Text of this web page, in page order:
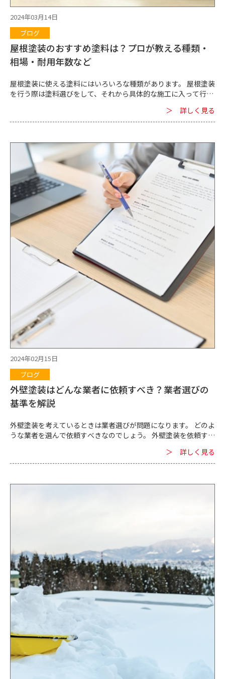
2024年03月14日
ブログ
屋根塗装のおすすめ塗料は？プロが教える種類・
相場・耐用年数など
屋根塗装に使える塗料にはいろいろな種類があります。 屋根塗装
を行う際は塗料選びをして、それから具体的な施工に入って行き
塗装・塗料に接する機会のない方は「種類がよく分からない」
「どれがおすすめか教えて欲しい」と思うことでしょう。 今回の
説明します。 塗料選びに悩んでいる方の一助になればと思います
ので、ぜひ参考にしてください。 ■屋根塗装での塗料選びの重要
性 屋根塗装では塗料選びが成功の鍵を握っています。 業者の技
術力や経験なども重要ですが、塗料によっては技術力が高くても
「失敗した」と感じてしまうこともあるため、注意が必要です。
屋根塗装に使う塗料は、屋根そのものを守る服のような存在で
す。 服が劣化すると屋根そのものが紫外線や天候、汚れによるダ
メージを受けてしまいます。 屋根は建物の重要な一部ですから、
屋根へのダメージは建物へのダメージ、建物そのものの劣化だと
考えていいでしょう。 屋根・建物を守るためにも服の役割をする
塗料は重要な存在なのです。 また、服が劣化すると屋根・建物が
傷むことから、定期的に服を新しくすること（屋根の再塗装）も
重要になります。 服は素材によって耐久性や特徴が変わってきま
す。 屋根塗装の塗料も同じで、塗料によって耐用年数などが変わ
ってくるのが特徴です。 ■屋根塗装のおすすめ塗料 一般的によ
く使われる屋根塗装のおすすめ塗料は次の通りです。 ■最後に
近年の屋根塗装では塗料の価格ももちろん重視しますが、塗料の
機能性や耐用年数を重視するケースも多いと言えます。 安い塗料
は安く施工できる反面、再塗装までの期間が短くなるため、総合
的に見ると「お金がかかってしまう」というケースも少なくあり
ません。 その点、価格の相場と機能性のバランスが取れている
屋根塗装の塗料であればメンテナンス・再塗装の頻度も少なくな
ます。 価格の相場と機能性のバランスが取れた塗料がおすすめで
す。 屋根塗装の施工・塗料選びで悩んだら、経験豊富な当社・七
色へぜひご相談ください。
＞ 詳しく見る
2024年02月15日
ブログ
外壁塗装はどんな業者に依頼すべき？業者選びの
基準を解説
外壁塗装を考えているときは業者選びが問題になります。 どのよ
うな業者を選んで依頼すべきなのでしょう。 外壁塗装を依頼する
壁塗装を依頼する業者選びの基準 外壁塗装を依頼する業者を選
ぶときは3つの基準が重要です。 1．外壁塗装を専門にしている
おすすめです。 外壁塗装は単純作業に見えて、キレイに仕上げる
して業者選びをしてください。 2．地域の外壁塗装事情に通じて
いるか 地域によって天候や建物事情が異なります。 外壁塗装は
建物を天候や紫外線から守るものでもあります。 その地域に合っ
た塗料を使うなど、天候や建物事情に合わせることが重要です。
地域の事情に通じており、塗料選びなどを積極的に手伝ってくれ
る業者がおすすめです。 3．外壁塗装のサービス内容や料金は明
瞭か 外壁塗装を依頼する際はサービス内容や料金が明瞭である
ことが重要です。 料金やサービスが分かりにくいと、「必要な施
工をしていなかった（料金に含まれていなかった）」「追加料金
がかかってしまった」などの後悔やトラブルに繋がる可能性があ
るからです。 見積もりやサービス内容の分かりやすさ、料金の明
瞭さなどは依頼する業者を選ぶ上での重要なポイントになりま
す。 ■外壁塗装を依頼する業者を選ぶときの注意点 外壁塗装を
依頼する業者を選ぶときは、まずは実際に相談してみることをお
＞ 詳しく見る